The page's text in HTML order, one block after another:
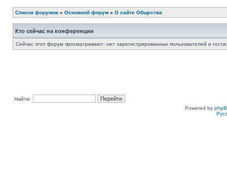
Список форумов » Основной форум » О сайте Общества
Кто сейчас на конференции
Сейчас этот форум просматривают: нет зарегистрированных пользователей и
Найти:
Powered by